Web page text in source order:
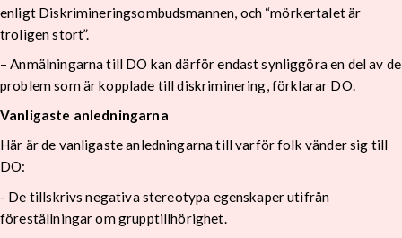
enligt Diskrimineringsombudsmannen, och “mörkertalet är
troligen stort”.
– Anmälningarna till DO kan därför endast synliggöra en del av de
problem som är kopplade till diskriminering, förklarar DO.
Vanligaste anledningarna
Här är de vanligaste anledningarna till varför folk vänder sig till
DO:
- De tillskrivs negativa stereotypa egenskaper utifrån
föreställningar om grupptillhörighet.